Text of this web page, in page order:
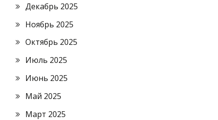
Декабрь 2025
Ноябрь 2025
Октябрь 2025
Июль 2025
Июнь 2025
Май 2025
Март 2025